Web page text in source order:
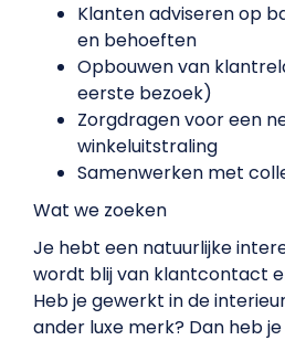
Klanten adviseren op
en behoeften
Opbouwen van
eerste bezoek)
Zorgdragen voor een
winkeluitstraling
Samenwerken met
Wat we zoeken
Je hebt een natuurlijke
wordt blij van klantcontact
Heb je gewerkt in de
ander luxe merk? Dan heb